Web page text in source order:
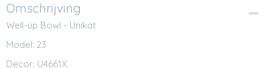
Omschrijving
Well-up Bowl - Unikat
Model: 23
Decor: U4661X